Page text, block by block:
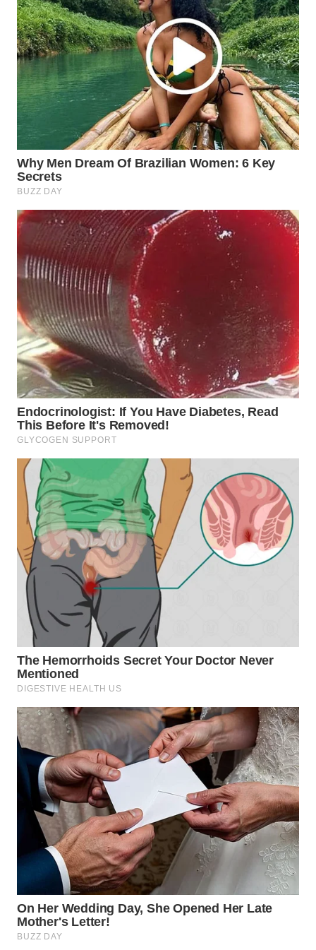
BEKASI
WN
BOGOR
WN
DEPOK
WN
TAPANULI
UTARA
WN
SAMOSIR
WN
PADANG
LAWAS
WN
SUMEDANG
WN
CIANJUR
WN
SERIBU
WN
TANGERANG
WN
BINJAI
WN
CIREBON
WN
INDRAMAYU
WN
KUNINGAN
WN
MAJALENGKA
WN
SUBANG
SUKABUMI
WN
PURWAKARTA